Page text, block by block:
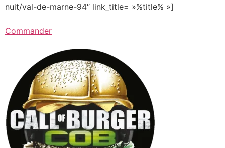
nuit/val-de-marne-94″ link_title= »%title% »]
Commander